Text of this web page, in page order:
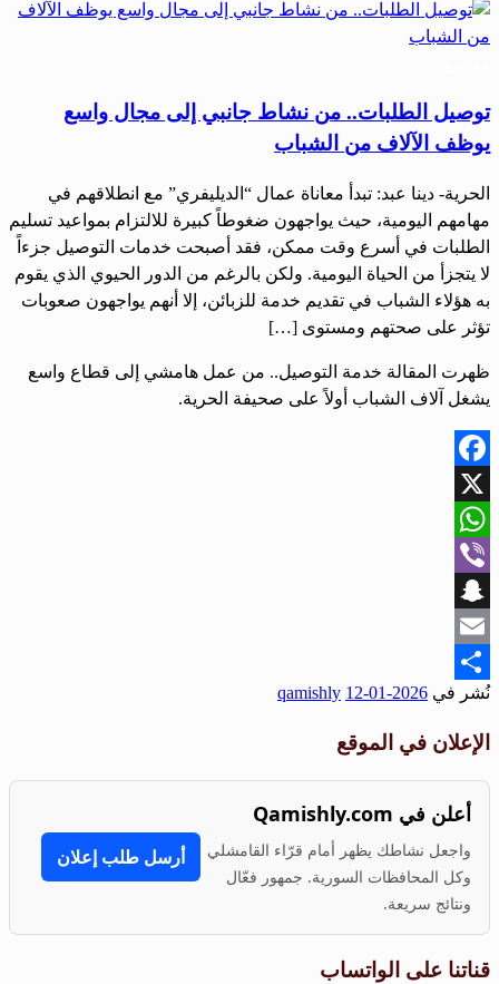
توصيل الطلبات.. من نشاط جانبي إلى مجال واسع
يوظف الآلاف من الشباب
الحرية- دينا عبد: تبدأ معاناة عمال “الديليفري” مع انطلاقهم في
مهامهم اليومية، حيث يواجهون ضغوطاً كبيرة للالتزام بمواعيد تسليم
الطلبات في أسرع وقت ممكن، فقد أصبحت خدمات التوصيل جزءاً
لا يتجزأ من الحياة اليومية. ولكن بالرغم من الدور الحيوي الذي يقوم
به هؤلاء الشباب في تقديم خدمة للزبائن، إلا أنهم يواجهون صعوبات
تؤثر على صحتهم ومستوى […]
ظهرت المقالة خدمة التوصيل.. من عمل هامشي إلى قطاع واسع
يشغل آلاف الشباب أولاً على صحيفة الحرية.
Facebook
X
WhatsApp
Viber
Snapchat
Email
Share
نُشر في 2026-01-12
qamishly
الإعلان في الموقع
أعلن في Qamishly.com
واجعل نشاطك يظهر أمام قرّاء القامشلي
وكل المحافظات السورية. جمهور فعّال
ونتائج سريعة.
أرسل طلب إعلان
قناتنا على الواتساب